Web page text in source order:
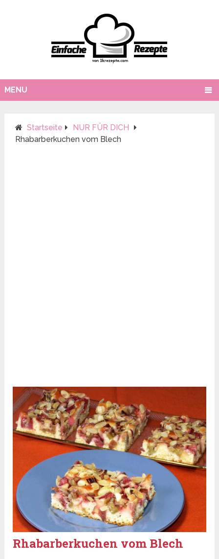
MENU
Startseite
NUR FÜR DICH
Rhabarberkuchen vom Blech
Rhabarberkuchen vom Blech